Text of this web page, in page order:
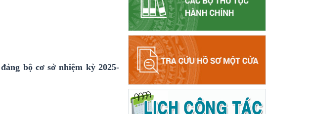
bộ cơ sở nhiệm kỳ 2025-